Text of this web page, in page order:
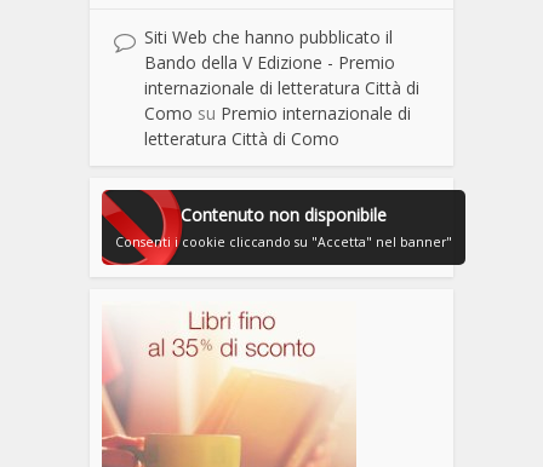
Siti Web che hanno pubblicato il
Bando della V Edizione - Premio
internazionale di letteratura Città di
Como su Premio internazionale di
letteratura Città di Como
Contenuto non disponibile
Consenti i cookie cliccando su "Accetta" nel banner"